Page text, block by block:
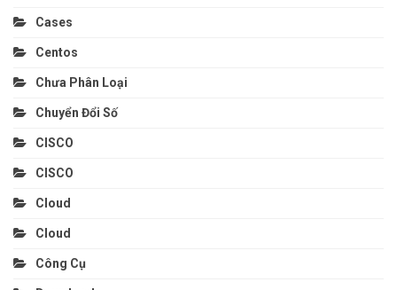
Cases
Centos
Chưa Phân Loại
Chuyển Đổi Số
CISCO
CISCO
Cloud
Cloud
Công Cụ